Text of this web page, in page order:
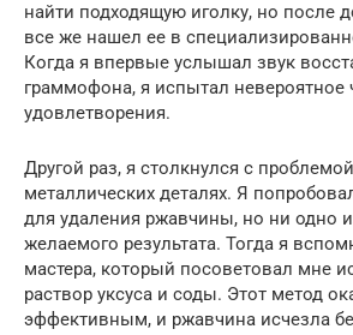
найти подходящую иголку, но после
все же нашел ее в
Когда я впервые услышал звук
граммофона, я испытал невероятное
удовлетворения.
Другой раз, я столкнулся с
металлических деталях. Я
для удаления ржавчины, но ни одно
желаемого результата. Тогда я
мастера, который посоветовал мне
раствор уксуса и соды. Этот метод
эффективным, и ржавчина исчезла